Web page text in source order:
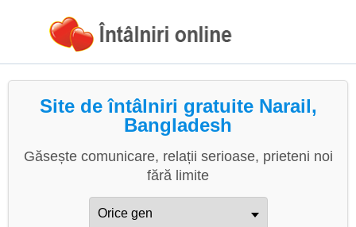
Site de întâlniri gratuite Narail,
Bangladesh
Găsește comunicare, relații serioase, prieteni noi
fără limite